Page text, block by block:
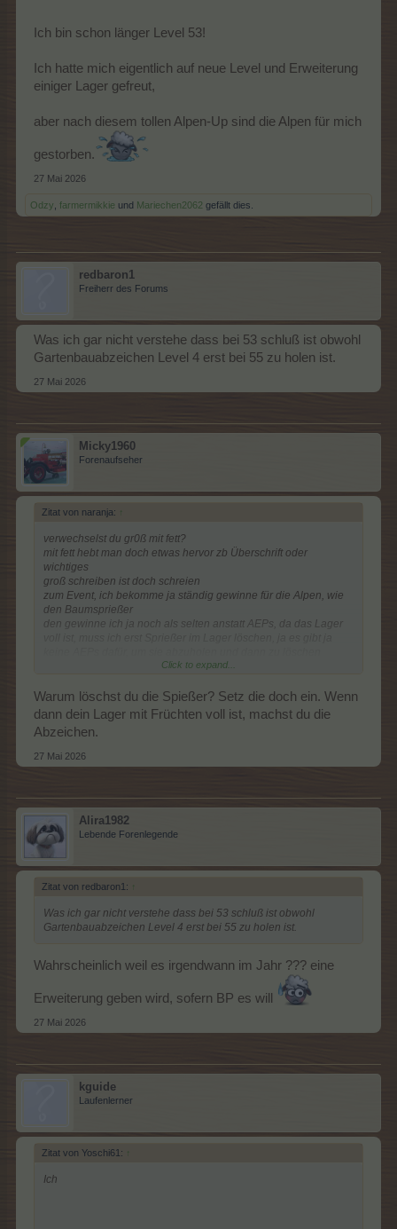
Ich bin schon länger Level 53!
Ich hatte mich eigentlich auf neue Level und Erweiterung
einiger Lager gefreut,
aber nach diesem tollen Alpen-Up sind die Alpen für mich
gestorben.
27 Mai 2026
Odzy farmermikkie und Mariechen2062 gefällt dies.
redbaron1
Freiherr des Forums
Was ich gar nicht verstehe dass bei 53 schluß ist obwohl
Gartenbauabzeichen Level 4 erst bei 55 zu holen ist.
27 Mai 2026
Micky1960
Forenaufseher
Zitat von naranja: ↑
verwechselst du gr0ß mit fett?
mit fett hebt man doch etwas hervor zb Überschrift oder
wichtiges
groß schreiben ist doch schreien
zum Event, ich bekomme ja ständig gewinne für die Alpen, wie
den Baumsprießer
den gewinne ich ja noch als selten anstatt AEPs, da das Lager
Pflanzen und Früchte wandele ich erst gar nicht in Abzeichen
Click to expand...
Warum löschst du die Spießer? Setz die doch ein. Wenn
dann dein Lager mit Früchten voll ist, machst du die
Abzeichen.
27 Mai 2026
Alira1982
Lebende Forenlegende
Zitat von redbaron1: ↑
Was ich gar nicht verstehe dass bei 53 schluß ist obwohl
Gartenbauabzeichen Level 4 erst bei 55 zu holen ist.
Wahrscheinlich weil es irgendwann im Jahr ??? eine
Erweiterung geben wird, sofern BP es will
27 Mai 2026
kguide
Laufenlerner
Zitat von Yoschi61: ↑
Ich